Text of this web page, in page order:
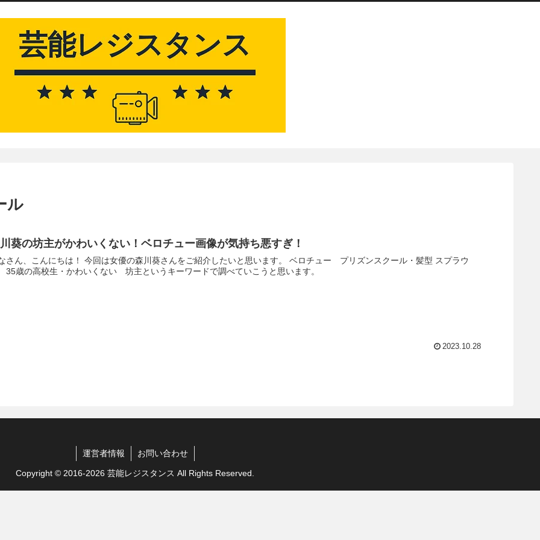
ル
葵の坊主がかわいくない！ベロチュー画像が気持ち悪すぎ！
さん、こんにちは！ 今回は女優の森川葵さんをご紹介したいと思います。 ベロチュー プリズンスクール・髪型 スプラウ
歳の高校生・かわいくない 坊主というキーワードで調べていこうと思います。
2023.10.28
運営者情報 お問い合わせ
Copyright © 2016-2026 芸能レジスタンス All Rights Reserved.